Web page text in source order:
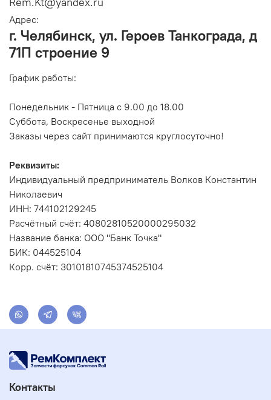
Адрес:
г. Челябинск, ул. Героев Танкограда, д
71П строение 9
График работы:
Понедельник - Пятница с 9.00 до 18.00
Суббота, Воскресенье выходной
Заказы через сайт принимаются круглосуточно!
Реквизиты:
Индивидуальный предприниматель Волков Константин
Николаевич
ИНН: 744102129245
Расчётный счёт: 40802810520000295032
Название банка: ООО "Банк Точка"
БИК: 044525104
Корр. счёт: 30101810745374525104
Контакты